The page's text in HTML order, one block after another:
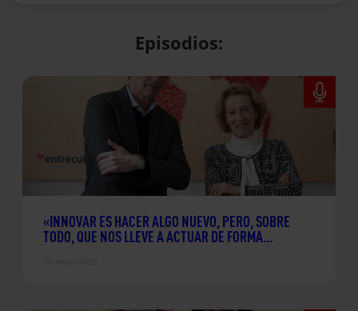
Episodios:
«INNOVAR ES HACER ALGO NUEVO, PERO, SOBRE
TODO, QUE NOS LLEVE A ACTUAR DE FORMA